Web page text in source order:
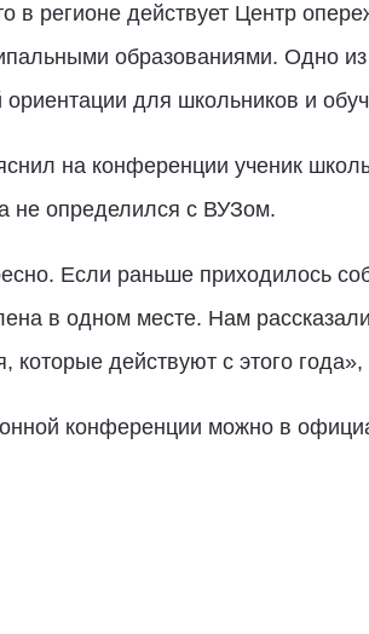
регионе действует Центр
образованиями. Одно
для школьников и
на конференции ученик
не определился с ВУЗом.
Если раньше приходилось
в одном месте. Нам
которые действуют с этого
конференции можно в